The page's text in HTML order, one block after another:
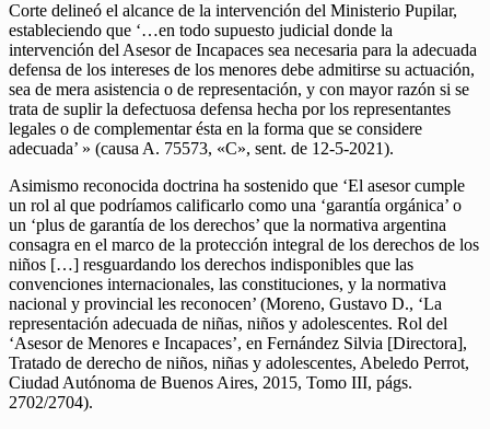
Corte delineó el alcance de la intervención del Ministerio Pupilar,
estableciendo que ‘…en todo supuesto judicial donde la
intervención del Asesor de Incapaces sea necesaria para la adecuada
defensa de los intereses de los menores debe admitirse su actuación,
sea de mera asistencia o de representación, y con mayor razón si se
trata de suplir la defectuosa defensa hecha por los representantes
legales o de complementar ésta en la forma que se considere
adecuada’ » (causa A. 75573, «C», sent. de 12-5-2021).
Asimismo reconocida doctrina ha sostenido que ‘El asesor cumple
un rol al que podríamos calificarlo como una ‘garantía orgánica’ o
un ‘plus de garantía de los derechos’ que la normativa argentina
consagra en el marco de la protección integral de los derechos de los
niños […] resguardando los derechos indisponibles que las
convenciones internacionales, las constituciones, y la normativa
nacional y provincial les reconocen’ (Moreno, Gustavo D., ‘La
representación adecuada de niñas, niños y adolescentes. Rol del
‘Asesor de Menores e Incapaces’, en Fernández Silvia [Directora],
Tratado de derecho de niños, niñas y adolescentes, Abeledo Perrot,
Ciudad Autónoma de Buenos Aires, 2015, Tomo III, págs.
2702/2704).